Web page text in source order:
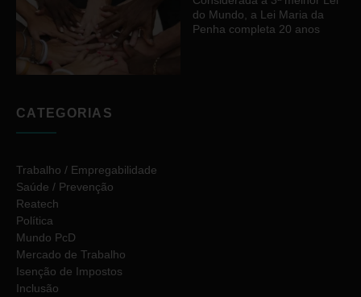
do Mundo, a Lei Maria da
Penha completa 20 anos
CATEGORIAS
Trabalho / Empregabilidade
Saúde / Prevenção
Reatech
Política
Mundo PcD
Mercado de Trabalho
Isenção de Impostos
Inclusão